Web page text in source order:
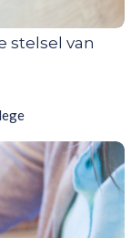
stelsel van